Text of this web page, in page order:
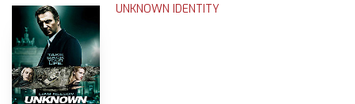
UNKNOWN IDENTITY